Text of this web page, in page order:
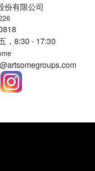
份有限公司
，8:30 - 17:30